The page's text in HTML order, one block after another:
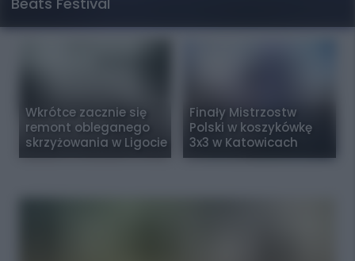
Wkrótce zacznie się
remont obleganego
skrzyżowania w Ligocie
Finały Mistrzostw
Polski w koszykówkę
3x3 w Katowicach